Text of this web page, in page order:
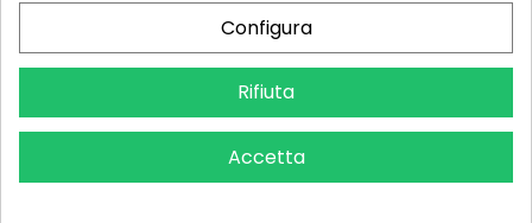
Configura
Rifiuta
Accetta